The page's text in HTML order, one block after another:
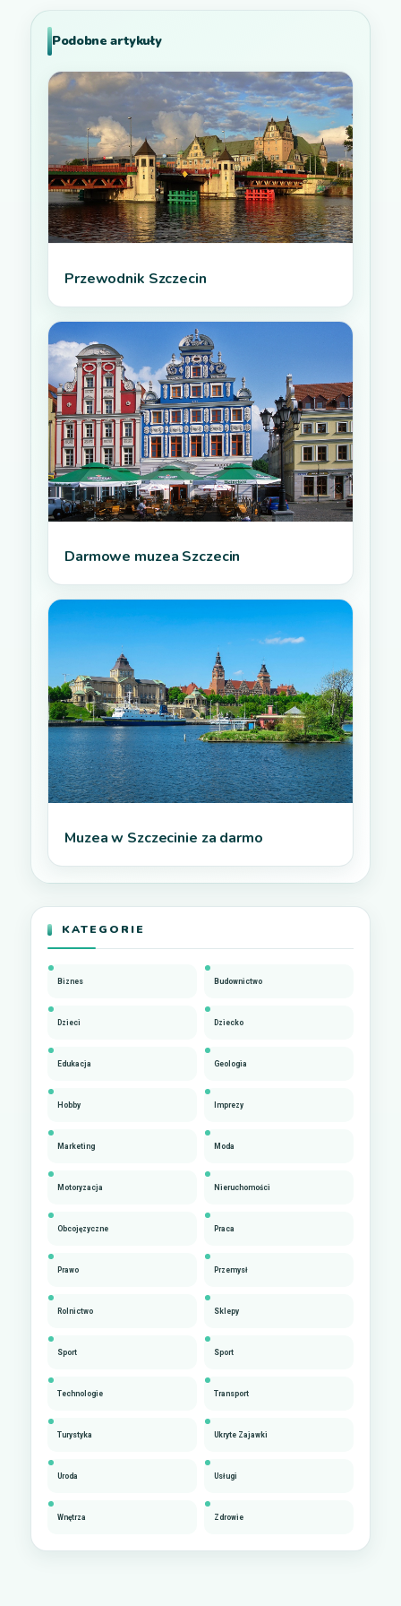
Podobne artykuły
Przewodnik Szczecin
Darmowe muzea Szczecin
Muzea w Szczecinie za darmo
KATEGORIE
Biznes Budownictwo
Dzieci Dziecko
Edukacja Geologia
Hobby Imprezy
Marketing Moda
Motoryzacja Nieruchomości
Obcojęzyczne Praca
Prawo Przemysł
Rolnictwo Sklepy
Sport Sport
Technologie Transport
Turystyka Ukryte Zajawki
Uroda Usługi
Wnętrza Zdrowie